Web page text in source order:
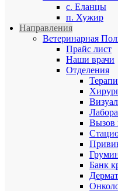
с. Еланцы
п. Хужир
Направления
Ветеринарная
Прайс лист
Наши врачи
Отделения
Вызов
Банк